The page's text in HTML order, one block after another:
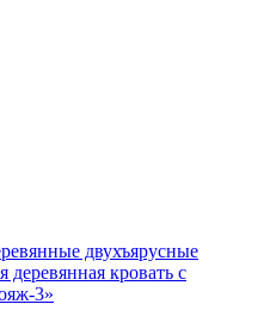
двухъярусные
деревянная кровать с
3»